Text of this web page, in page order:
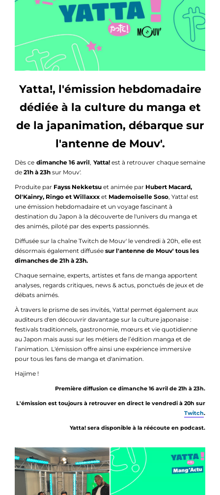
Yatta!, l'émission hebdomadaire
dédiée à la culture du manga et
de la japanimation, débarque sur
l'antenne de Mouv'.
Dès ce dimanche 16 avril, Yatta!est à retrouver chaque semaine
de 21h à 23h sur Mouv'.
Produite par Fayss Nekketsu et animée par Hubert Macard,
Ol'Kainry, Ringo et Willaxxx et Mademoiselle Soso, Yatta! est
une émission hebdomadaire et un voyage fascinant à
destination du Japon à la découverte de l'univers du manga et
des animés, piloté par des experts passionnés.
Diffusée sur la chaîne Twitch de Mouv' le vendredi à 20h, elle est
désormais également diffusée sur l'antenne de Mouv' tous les
dimanches de 21h à 23h.
Chaque semaine, experts, artistes et fans de manga apportent
analyses, regards critiques, news & actus, ponctués de jeux et de
débats animés.
À travers le prisme de ses invités, Yatta! permet également aux
auditeurs d'en découvrir davantage sur la culture japonaise :
festivals traditionnels, gastronomie, mœurs et vie quotidienne
au Japon mais aussi sur les métiers de l’édition manga et de
l’animation. L'émission offre ainsi une expérience immersive
pour tous les fans de manga et d'animation.
Hajime !
Première diffusion ce dimanche 16 avril de 21h à 23h.
L'émission est toujours à retrouver en direct le vendredi à 20h sur
Twitch.
Yatta! sera disponible à la réécoute en podcast.